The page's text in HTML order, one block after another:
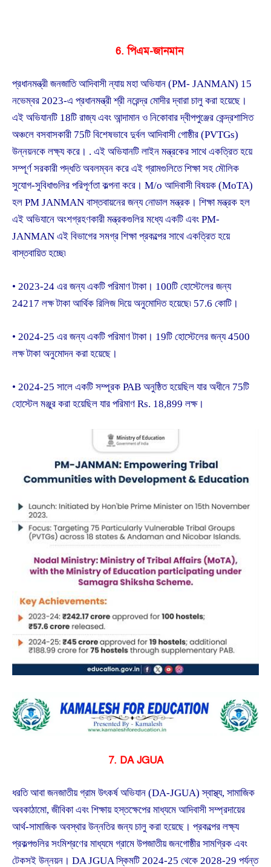
6. পিএম-জানমান
প্রধানমন্ত্রী জনজাতি আদিবাসী ন্যায় মহা অভিযান (PM- JANMAN) 15
নভেম্বর 2023-এ প্রধানমন্ত্রী শ্রী নরেন্দ্র মোদীর দ্বারা চালু করা হয়েছে।
এই অভিযানটি 18টি রাজ্য এবং আন্দামান ও নিকোবার দ্বীপপুঞ্জের কেন্দ্রশাসিত
অঞ্চলে বসবাসকারী 75টি বিশেষভাবে দুর্বল আদিবাসী গোষ্ঠীর (PVTGs)
উন্নয়নকে লক্ষ্য করে। . এই অভিযানটি লাইন মন্ত্রকের সাথে একত্রিত হয়ে
সম্পূর্ণ সরকারী পদ্ধতি অবলম্বন করে এই গ্রামগুলিতে শিক্ষা সহ মৌলিক
সুযোগ-সুবিধাগুলির পরিপূর্ণতা কল্পনা করে। M/o আদিবাসী বিষয়ক (MoTA)
হল PM JANMAN বাস্তবায়নের জন্য নোডাল মন্ত্রক। শিক্ষা মন্ত্রক হল
এই অভিযানে অংশগ্রহণকারী মন্ত্রকগুলির মধ্যে একটি এবং PM-
JANMAN এই বিভাগের সমগ্র শিক্ষা প্রকল্পের সাথে একত্রিত হয়ে
বাস্তবায়িত হচ্ছে৷
• 2023-24 এর জন্য একটি পরিমাণ টাকা। 100টি হোস্টেলের জন্য
24217 লক্ষ টাকা আর্থিক রিলিজ দিয়ে অনুমোদিত হয়েছে৷ 57.6 কোটি।
• 2024-25 এর জন্য একটি পরিমাণ টাকা। 19টি হোস্টেলের জন্য 4500
লক্ষ টাকা অনুমোদন করা হয়েছে।
• 2024-25 সালে একটি সম্পূরক PAB অনুষ্ঠিত হয়েছিল যার অধীনে 75টি
হোস্টেল মঞ্জুর করা হয়েছিল যার পরিমাণ Rs. 18,899 লক্ষ।
7. DA JGUA
ধরতি আবা জনজাতীয় গ্রাম উৎকর্ষ অভিযান (DA-JGUA) স্বাস্থ্য, সামাজিক
অবকাঠামো, জীবিকা এবং শিক্ষায় হস্তক্ষেপের মাধ্যমে আদিবাসী সম্প্রদায়ের
আর্থ-সামাজিক অবস্থার উন্নতির জন্য চালু করা হয়েছে। প্রকল্পের লক্ষ্য
প্রকল্পগুলির সংমিশ্রণের মাধ্যমে গ্রামে উপজাতীয় জনগোষ্ঠীর সামগ্রিক এবং
টেকসই উন্নয়ন। DA JGUA স্কিমটি 2024-25 থেকে 2028-29 পর্যন্ত